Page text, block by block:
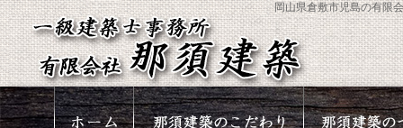
岡山県倉敷市児島の有限